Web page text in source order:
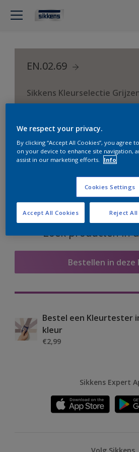
EN.02.69
Sikkens Kleurselectie
Zoek producten in
Bestellen in deze
Bestel een Kleurtester
kleur
€2,99
Sikkens Expert
We respect your privacy.
By clicking “Accept All Cookies”, you agree
on your device to enhance site navigation,
assist in our marketing efforts.
Info
Cookies Settings
Reject All
Accept All Cookies